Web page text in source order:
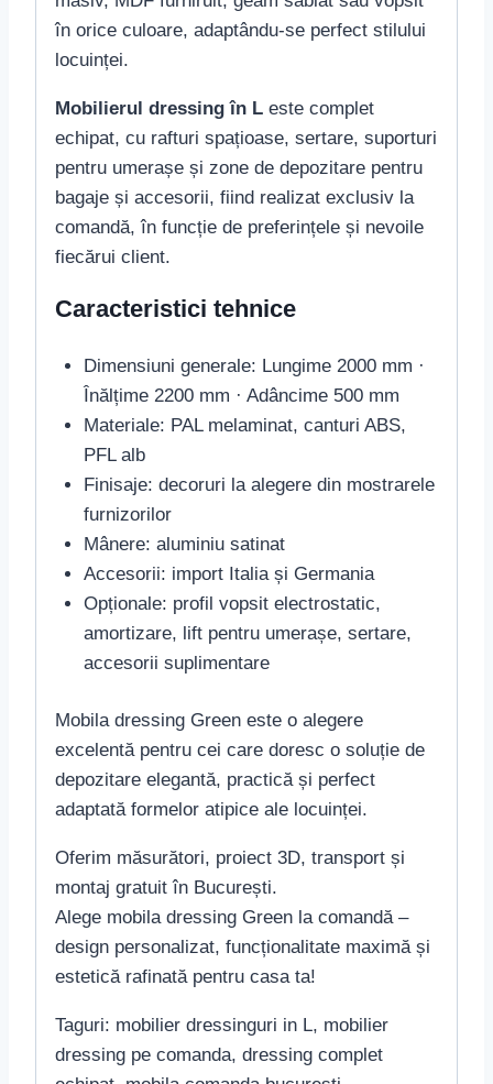
în orice culoare, adaptându-se perfect stilului
locuinței.
Mobilierul dressing în L este complet
echipat, cu rafturi spațioase, sertare, suporturi
pentru umerașe și zone de depozitare pentru
bagaje și accesorii, fiind realizat exclusiv la
comandă, în funcție de preferințele și nevoile
fiecărui client.
Caracteristici tehnice
Dimensiuni generale: Lungime 2000 mm ·
Înălțime 2200 mm · Adâncime 500 mm
Materiale: PAL melaminat, canturi ABS,
PFL alb
Finisaje: decoruri la alegere din mostrarele
furnizorilor
Mânere: aluminiu satinat
Accesorii: import Italia și Germania
Opționale: profil vopsit electrostatic,
amortizare, lift pentru umerașe, sertare,
accesorii suplimentare
Mobila dressing Green este o alegere
excelentă pentru cei care doresc o soluție de
depozitare elegantă, practică și perfect
adaptată formelor atipice ale locuinței.
Oferim măsurători, proiect 3D, transport și
montaj gratuit în București.
Alege mobila dressing Green la comandă –
design personalizat, funcționalitate maximă și
estetică rafinată pentru casa ta!
Taguri: mobilier dressinguri in L, mobilier
dressing pe comanda, dressing complet